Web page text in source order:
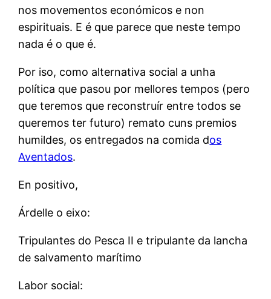
nos movementos económicos e non
espirituais. E é que parece que neste tempo
nada é o que é.
Por iso, como alternativa social a unha
política que pasou por mellores tempos (pero
que teremos que reconstruír entre todos se
queremos ter futuro) remato cuns premios
humildes, os entregados na comida dos
Aventados.
En positivo,
Árdelle o eixo:
Tripulantes do Pesca II e tripulante da lancha
de salvamento marítimo
Labor social: